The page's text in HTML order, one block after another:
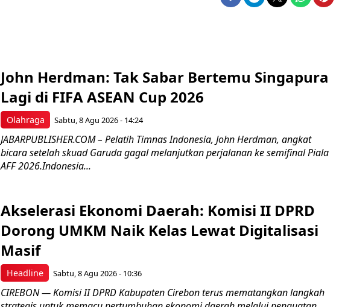
Olahraga
John Herdman: Tak Sabar Bertemu Singapura
Lagi di FIFA ASEAN Cup 2026
Sabtu, 8 Agu 2026 - 14:24
JABARPUBLISHER.COM – Pelatih Timnas Indonesia, John Herdman, angkat
bicara setelah skuad Garuda gagal melanjutkan perjalanan ke semifinal Piala
AFF 2026.Indonesia...
Headline
Akselerasi Ekonomi Daerah: Komisi II DPRD
Dorong UMKM Naik Kelas Lewat Digitalisasi
Masif
Sabtu, 8 Agu 2026 - 10:36
CIREBON — Komisi II DPRD Kabupaten Cirebon terus mematangkan langkah